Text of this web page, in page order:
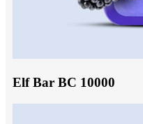
Elf Bar BC 10000